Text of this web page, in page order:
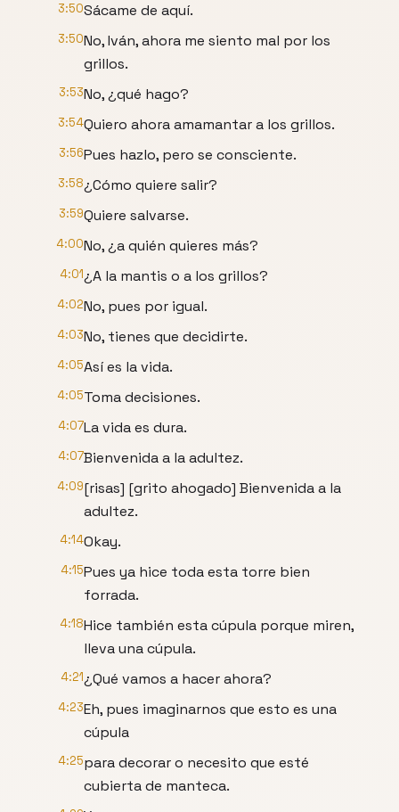
3:50Sácame de aquí.
3:50No, Iván, ahora me siento mal por los
grillos.
3:53No, ¿qué hago?
3:54Quiero ahora amamantar a los grillos.
3:56Pues hazlo, pero se consciente.
3:58¿Cómo quiere salir?
3:59Quiere salvarse.
4:00No, ¿a quién quieres más?
4:01¿A la mantis o a los grillos?
4:02No, pues por igual.
4:03No, tienes que decidirte.
4:05Así es la vida.
4:05Toma decisiones.
4:07La vida es dura.
4:07Bienvenida a la adultez.
4:09[risas] [grito ahogado] Bienvenida a la
adultez.
4:14Okay.
4:15Pues ya hice toda esta torre bien
forrada.
4:18Hice también esta cúpula porque miren,
lleva una cúpula.
4:21¿Qué vamos a hacer ahora?
4:23Eh, pues imaginarnos que esto es una
cúpula
4:25para decorar o necesito que esté
cubierta de manteca.